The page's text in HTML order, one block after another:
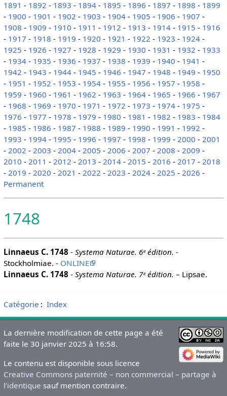
1891 - 1892 - 1893 - 1894- 1895 - 1896 - 1897 - 1898 - 1899
- 1900 - 1901 - 1902 - 1903 - 1904- 1905 - 1906 - 1907 -
1908 - 1909 - 1910 - 1911 - 1912 - 1913 - 1914- 1915 - 1916
- 1917 - 1918 - 1919 - 1920 - 1921 - 1922 - 1923 - 1924-
1925 - 1926 - 1927 - 1928 - 1929 - 1930 - 1931 - 1932 - 1933
- 1934- 1935 - 1936 - 1937 - 1938 - 1939 - 1940 - 1941 -
1942 - 1943 - 1944- 1945 - 1946 - 1947 - 1948 - 1949 - 1950
- 1951 - 1952 - 1953 - 1954- 1955 - 1956 - 1957 - 1958 -
1959 - 1960 - 1961 - 1962 - 1963 - 1964- 1965 - 1966 - 1967
- 1968 - 1969 - 1970 - 1971 - 1972 - 1973 - 1974- 1975 -
1976 - 1977 - 1978 - 1979 - 1980 - 1981 - 1982 - 1983 - 1984
- 1985 - 1986 - 1987 - 1988 - 1989 - 1990 - 1991 - 1992 -
1993 - 1994- 1995 - 1996 - 1997 - 1998 - 1999 - 2000 - 2001
- 2002 - 2003 - 2004- 2005 - 2006 - 2007 - 2008 - 2009 -
2010 - 2011 - 2012 - 2013 - 2014- 2015 - 2016 - 2017 - 2018
- 2019 - 2020 - 2021 - 2022 - 2023 - 2024- 2025 - 2026 -
Permanent
1748
Linnaeus C. 1748- Systema Naturae. 6ᵉ édition. -
Stockholmiae. - ONLINE
Linnaeus C. 1748- Systema Naturae. 7ᵉ édition. – Lipsae.
Catégorie : Index
La dernière modification de cette page a été
faite le 30 janvier 2025 à 16:58.
Le contenu est disponible sous licence
Creative Commons paternité – non commercial – partage à
l’identique sauf mention contraire.